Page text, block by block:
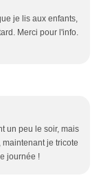
je lis aux enfants,
Merci pour l'info.
un peu le soir, mais
je tricote
journée !